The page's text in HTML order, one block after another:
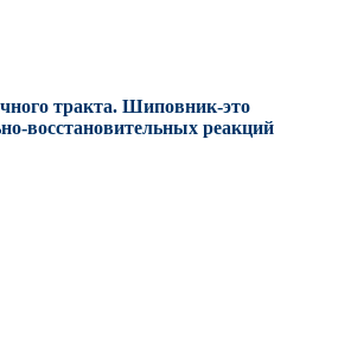
тракта. Шиповник-это
восстановительных реакций